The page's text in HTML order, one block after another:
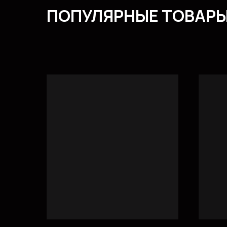
ПОПУЛЯРНЫЕ